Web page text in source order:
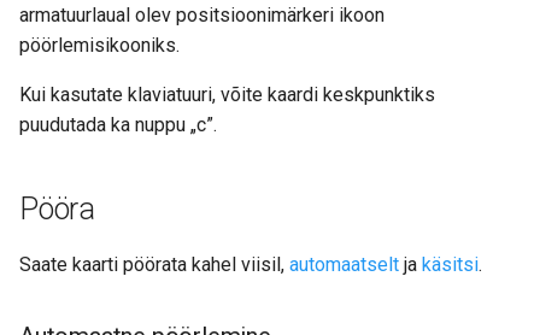
armatuurlaual olev positsioonimärkeri ikoon
pöörlemisikooniks.
Kui kasutate klaviatuuri, võite kaardi keskpunktiks
puudutada ka nuppu „c”.
Pööra
Saate kaarti pöörata kahel viisil, automaatselt ja käsitsi.